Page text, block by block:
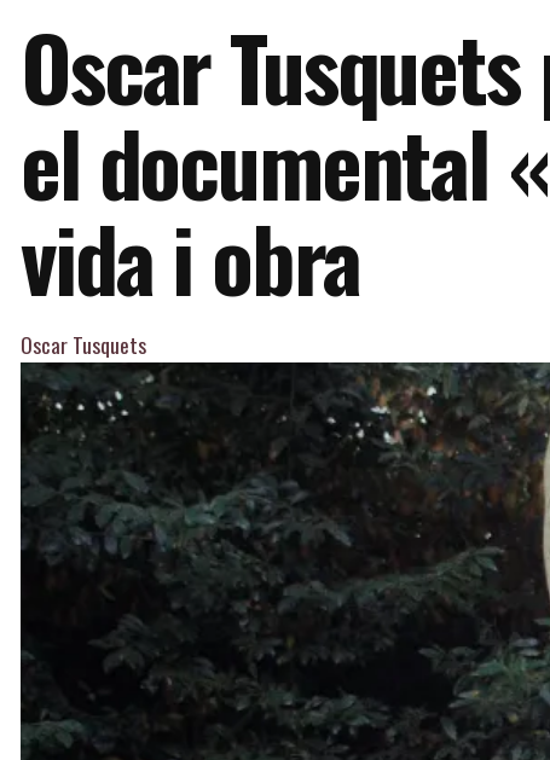
Oscar
el documental
vida i obra
Oscar Tusquets